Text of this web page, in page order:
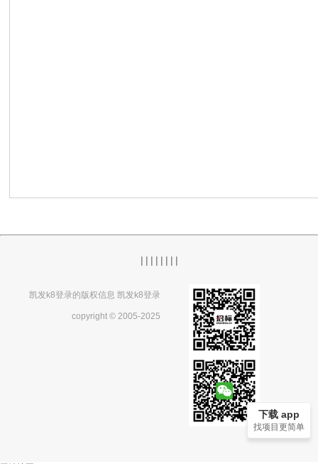
下载 app
找项目更简单
| | | | | | | |
凯发k8登录的版权信息 凯发k8登录
copyright © 2005-2025